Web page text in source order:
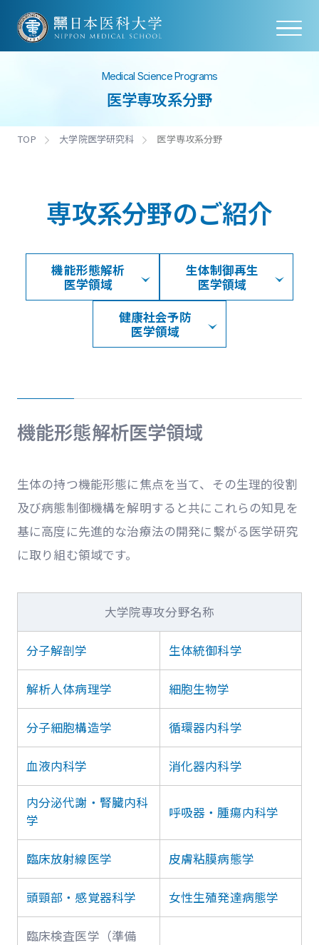
Medical Science Programs
医学専攻系分野
TOP 大学院医学研究科 医学専攻系分野
専攻系分野のご紹介
機能形態解析
医学領域​
生体制御再生
医学領域
健康社会予防
医学領域
機能形態解析医学領域
生体の持つ機能形態に焦点を当て、その生理的役割
及び病態制御機構を解明すると共にこれらの知見を
基に高度に先進的な治療法の開発に繫がる医学研究
に取り組む領域です。
大学院専攻分野名称
分子解剖学 生体統御科学
解析人体病理学 細胞生物学
分子細胞構造学 循環器内科学
血液内科学 消化器内科学
内分泌代謝・腎臓内科
学
呼吸器・腫瘍内科学
臨床放射線医学 皮膚粘膜病態学
頭頸部・感覚器科学 女性生殖発達病態学
臨床検査医学（準備